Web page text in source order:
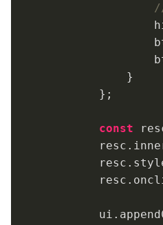
            }
        };
const